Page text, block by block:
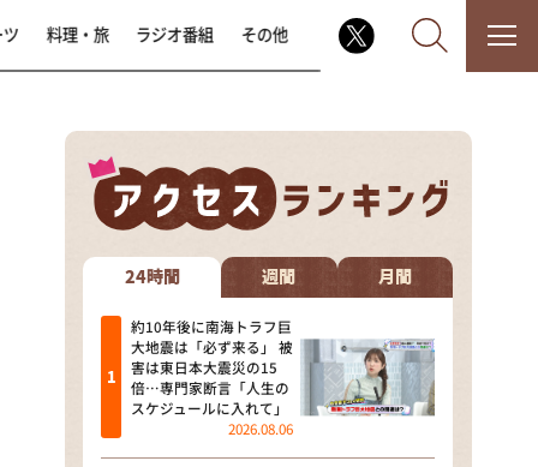
なるみ・岡村の過ぎるTV
相席食堂
これ余談なんですけど・・・
～人生密着トークバラエティ！
～ やすとものいたって真剣です
探偵！ナイトスクープ
料理・旅 ラジオ番組 その他
24時間 週間 月間
約10年後に南海トラフ巨
大地震は「必ず来る」 被
害は東日本大震災の15
倍…専門家断言「人生の
スケジュールに入れて」
2026.08.06